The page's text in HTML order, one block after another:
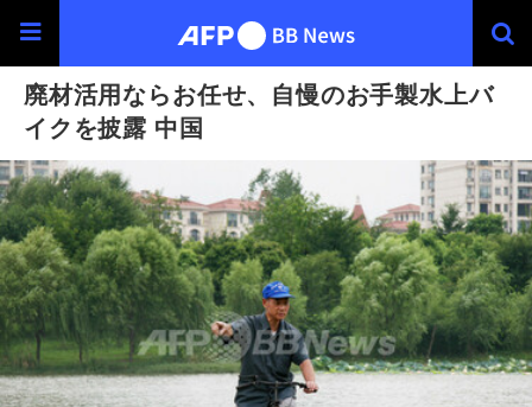
廃材活用ならお任せ、自慢のお手製水上バ
イクを披露 中国